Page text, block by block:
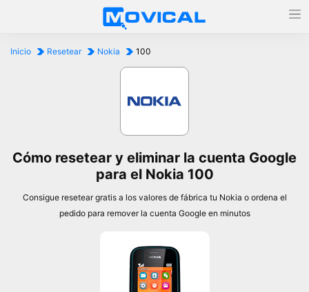
Inicio Resetear Nokia 100
Cómo resetear y eliminar la cuenta Google
para el Nokia 100
Consigue resetear gratis a los valores de fábrica tu Nokia o ordena el
pedido para remover la cuenta Google en minutos